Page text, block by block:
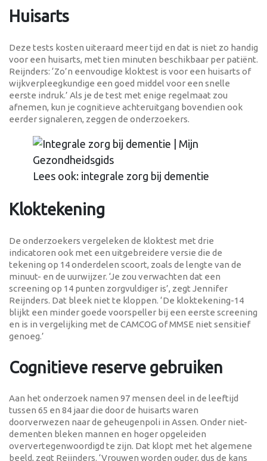
Huisarts
Deze tests kosten uiteraard meer tijd en dat is niet zo handig
voor een huisarts, met tien minuten beschikbaar per patiënt.
Reijnders: ‘Zo’n eenvoudige kloktest is voor een huisarts of
wijkverpleegkundige een goed middel voor een snelle
eerste indruk.’ Als je de test met enige regelmaat zou
afnemen, kun je cognitieve achteruitgang bovendien ook
eerder signaleren, zeggen de onderzoekers.
Lees ook: integrale zorg bij dementie
Kloktekening
De onderzoekers vergeleken de kloktest met drie
indicatoren ook met een uitgebreidere versie die de
tekening op 14 onderdelen scoort, zoals de lengte van de
minuut- en de uurwijzer. ‘Je zou verwachten dat een
screening op 14 punten zorgvuldiger is’, zegt Jennifer
Reijnders. Dat bleek niet te kloppen. ‘De kloktekening-14
blijkt een minder goede voorspeller bij een eerste screening
en is in vergelijking met de CAMCOG of MMSE niet sensitief
genoeg.’
Cognitieve reserve gebruiken
Aan het onderzoek namen 97 mensen deel in de leeftijd
tussen 65 en 84 jaar die door de huisarts waren
doorverwezen naar de geheugenpoli in Assen. Onder niet-
dementen bleken mannen en hoger opgeleiden
oververtegenwoordigd te zijn. Dat klopt met het algemene
beeld, zegt Reijnders. ‘Vrouwen worden ouder, dus de kans